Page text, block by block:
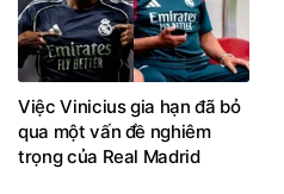
Việc Vinicius gia hạn đã bỏ
qua một vấn đề nghiêm
trọng của Real Madrid